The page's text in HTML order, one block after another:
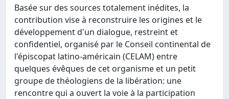
Basée sur des sources totalement inédites, la
contribution vise à reconstruire les origines et le
développement d'un dialogue, restreint et
confidentiel, organisé par le Conseil continental de
l'épiscopat latino-américain (CELAM) entre
quelques évêques de cet organisme et un petit
groupe de théologiens de la libération: une
rencontre qui a ouvert la voie à la participation